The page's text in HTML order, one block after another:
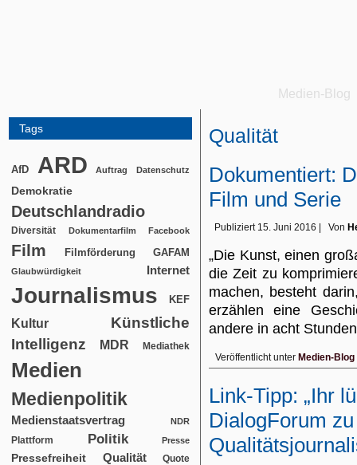
Medien-Blog
Tags
AfD ARD Auftrag Datenschutz
Demokratie
Deutschlandradio
Diversität Dokumentarfilm Facebook
Film Filmförderung GAFAM
Glaubwürdigkeit Internet
Journalismus KEF
Kultur
Künstliche
Intelligenz
MDR Mediathek
Medien
Medienpolitik
Medienstaatsvertrag NDR
Plattform Politik Presse
Pressefreiheit Qualität Quote
Qualität
Dokumentiert:
Film und Serie
Publiziert 15. Juni 2016 Von
„Die Kunst, einen
die Zeit zu
machen, besteht
erzählen eine
andere in acht
Veröffentlicht unter Medien-Blog
Link-Tipp: „Ihr
DialogForum